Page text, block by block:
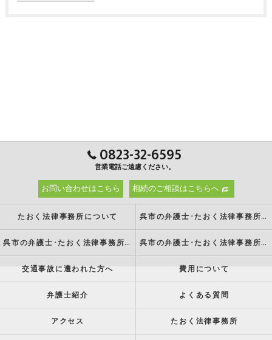
0823-32-6595
営業電話ご遠慮ください。
お問い合わせはこちら 相続のご相談はこちらへ
たおく法律事務所について 呉市の弁護士･たおく法律事務所の強み
呉市の弁護士･たおく法律事務所の特徴 呉市の弁護士･たおく法律事務所の方針
交通事故に遭われた方へ 費用について
弁護士紹介 よくある質問
アクセス たおく法律事務所